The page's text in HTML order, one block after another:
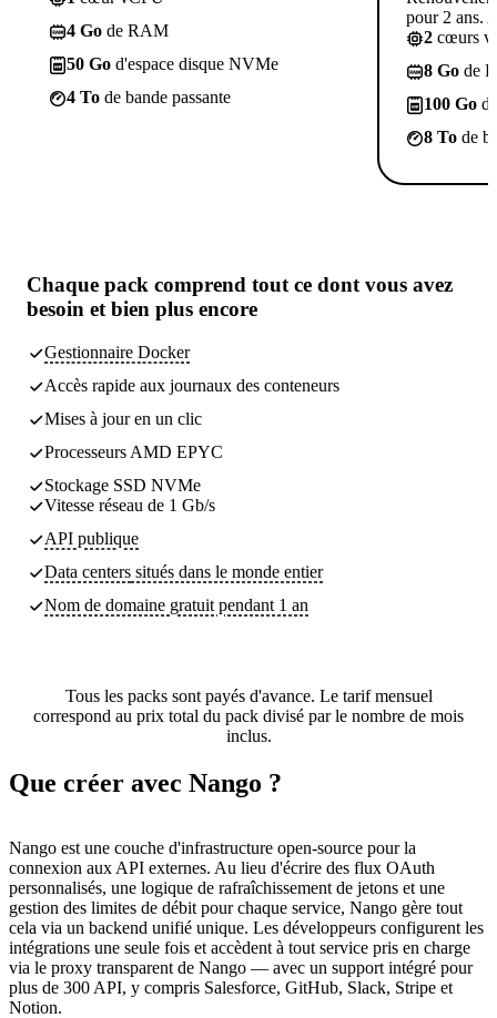
4 Go de RAM
50 Go d'espace disque NVMe
4 To de bande passante
pour 2 ans.
2 cœurs
8 Go de
100 Go
8 To de
Chaque pack comprend tout ce dont vous avez
besoin et bien plus encore
Gestionnaire Docker
Accès rapide aux journaux des conteneurs
Mises à jour en un clic
Processeurs AMD EPYC
Stockage SSD NVMe
Vitesse réseau de 1 Gb/s
API publique
Data centers situés dans le monde entier
Nom de domaine gratuit pendant 1 an
Tous les packs sont payés d'avance. Le tarif mensuel
correspond au prix total du pack divisé par le nombre de mois
inclus.
Que créer avec Nango ?
Nango est une couche d'infrastructure open-source pour la
connexion aux API externes. Au lieu d'écrire des flux OAuth
personnalisés, une logique de rafraîchissement de jetons et une
gestion des limites de débit pour chaque service, Nango gère tout
cela via un backend unifié unique. Les développeurs configurent les
intégrations une seule fois et accèdent à tout service pris en charge
via le proxy transparent de Nango — avec un support intégré pour
plus de 300 API, y compris Salesforce, GitHub, Slack, Stripe et
Notion.